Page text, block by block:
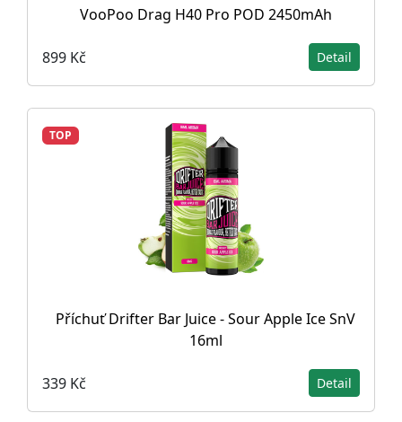
VooPoo Drag H40 Pro POD 2450mAh
899 Kč Detail
TOP
Příchuť Drifter Bar Juice - Sour Apple Ice SnV
16ml
339 Kč Detail